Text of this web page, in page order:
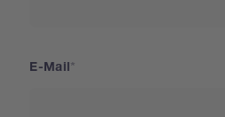
E-Mail